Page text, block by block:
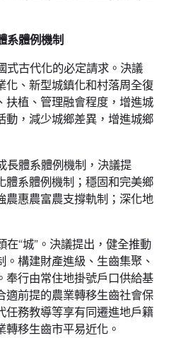
系體例機制
式古代化的必定請求。決議
化、新型城鎮化和村落周全復
扶植、管理融會程度，增進城
動，減少城鄉差異，增進城鄉
長體系體例機制，決議提
體系體例機制；穩固和完美鄉
農惠農富農支撐軌制；深化地
在“城”。決議提出，健全推動
構建財產進級、生齒集聚、
奉行由常住地掛號戶口供給基
適前提的農業轉移生齒社會保
任務教導等享有同遷進地戶籍
移生齒市平易近化。